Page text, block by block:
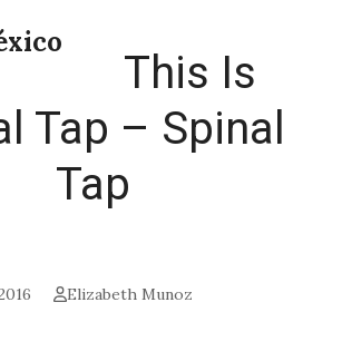
This Is
Tap – Spinal
Tap
Elizabeth Munoz